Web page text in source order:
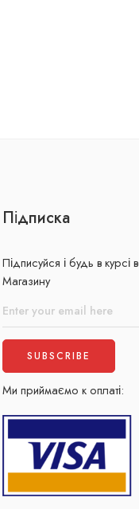
Підписка
Підписуйся і будь в курсі
Магазину
Ми приймаємо к оплаті: